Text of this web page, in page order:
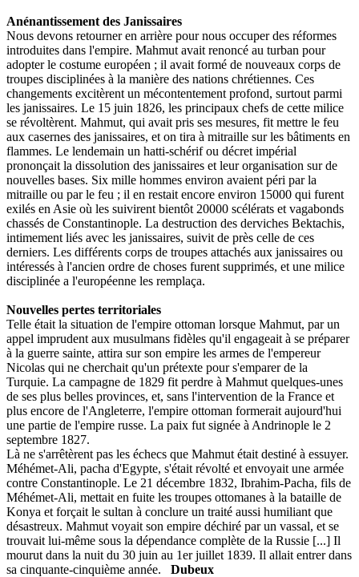
Anénantissement des Janissaires
Nous devons retourner en arrière pour nous occuper des réformes
introduites dans l'empire. Mahmut avait renoncé au turban pour
adopter le costume européen ; il avait formé de nouveaux corps de
troupes disciplinées à la manière des nations chrétiennes. Ces
changements excitèrent un mécontentement profond, surtout parmi
les janissaires. Le 15 juin 1826, les principaux chefs de cette milice
se révoltèrent. Mahmut, qui avait pris ses mesures, fit mettre le feu
aux casernes des janissaires, et on tira à mitraille sur les bâtiments en
flammes. Le lendemain un hatti-schérif ou décret impérial
prononçait la dissolution des janissaires et leur organisation sur de
nouvelles bases. Six mille hommes environ avaient péri par la
mitraille ou par le feu ; il en restait encore environ 15000 qui furent
exilés en Asie où les suivirent bientôt 20000 scélérats et vagabonds
chassés de Constantinople. La destruction des derviches Bektachis,
intimement liés avec les janissaires, suivit de près celle de ces
derniers. Les différents corps de troupes attachés aux janissaires ou
intéressés à l'ancien ordre de choses furent supprimés, et une milice
disciplinée a l'européenne les remplaça.
Nouvelles pertes territoriales
Telle était la situation de l'empire ottoman lorsque Mahmut, par un
appel imprudent aux musulmans fidèles qu'il engageait à se préparer
à la guerre sainte, attira sur son empire les armes de l'empereur
Nicolas qui ne cherchait qu'un prétexte pour s'emparer de la
Turquie. La campagne de 1829 fit perdre à Mahmut quelques-unes
de ses plus belles provinces, et, sans l'intervention de la France et
plus encore de l'Angleterre, l'empire ottoman formerait aujourd'hui
une partie de l'empire russe. La paix fut signée à Andrinople le 2
septembre 1827.
Là ne s'arrêtèrent pas les échecs que Mahmut était destiné à essuyer.
Méhémet-Ali, pacha d'Egypte, s'était révolté et envoyait une armée
contre Constantinople. Le 21 décembre 1832, Ibrahim-Pacha, fils de
Méhémet-Ali, mettait en fuite les troupes ottomanes à la bataille de
Konya et forçait le sultan à conclure un traité aussi humiliant que
désastreux. Mahmut voyait son empire déchiré par un vassal, et se
trouvait lui-même sous la dépendance complète de la Russie [...] Il
mourut dans la nuit du 30 juin au 1er juillet 1839. Il allait entrer dans
sa cinquante-cinquième année. Dubeux